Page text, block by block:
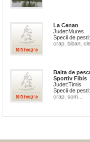
La Cenan
Judet:Mures
Specii de pesti:
crap, biban,
Balta de
Sportiv Fibis
Judet:Timis
Specii de pesti:
crap, som...